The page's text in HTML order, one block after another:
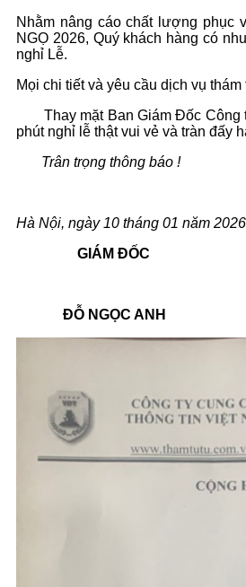
Nhằm nâng cáo chất lượng phục
NGỌ 2026, Quý khách hàng có
nghỉ Lễ.
Mọi chi tiết và yêu cầu dịch vụ
Thay mặt Ban Giám Đốc Công
phút nghỉ lễ thật vui vẻ và tràn đấy
Trân trọng thông báo !
Hà Nội, ngày 10 tháng 01 năm 2026
GIÁM ĐỐC
ĐỖ NGỌC ANH